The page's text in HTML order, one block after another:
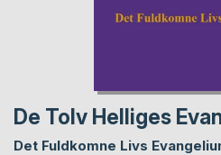
De Tolv Helliges
Det Fuldkomne Livs